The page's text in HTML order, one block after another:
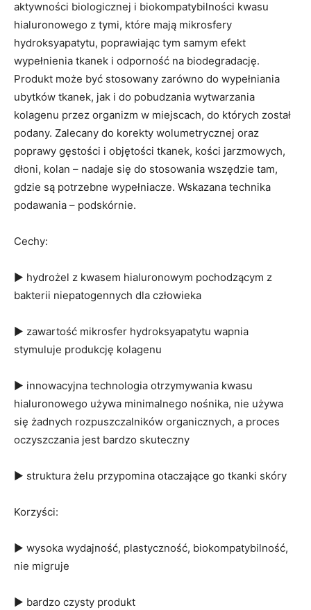
aktywności biologicznej i biokompatybilności kwasu
hialuronowego z tymi, które mają mikrosfery
hydroksyapatytu, poprawiając tym samym efekt
wypełnienia tkanek i odporność na biodegradację.
Produkt może być stosowany zarówno do wypełniania
ubytków tkanek, jak i do pobudzania wytwarzania
kolagenu przez organizm w miejscach, do których został
podany. Zalecany do korekty wolumetrycznej oraz
poprawy gęstości i objętości tkanek, kości jarzmowych,
dłoni, kolan – nadaje się do stosowania wszędzie tam,
gdzie są potrzebne wypełniacze. Wskazana technika
podawania – podskórnie.
Cechy:
▶ hydrożel z kwasem hialuronowym pochodzącym z
bakterii niepatogennych dla człowieka
▶ zawartość mikrosfer hydroksyapatytu wapnia
stymuluje produkcję kolagenu
▶ innowacyjna technologia otrzymywania kwasu
hialuronowego używa minimalnego nośnika, nie używa
się żadnych rozpuszczalników organicznych, a proces
oczyszczania jest bardzo skuteczny
▶ struktura żelu przypomina otaczające go tkanki skóry
Korzyści:
▶ wysoka wydajność, plastyczność, biokompatybilność,
nie migruje
▶ bardzo czysty produkt